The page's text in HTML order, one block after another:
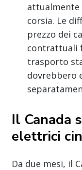
attualmente
corsia. Le
prezzo dei
contrattuali
trasporto
dovrebbero
Il Canada
elettrici
Da due mesi, il